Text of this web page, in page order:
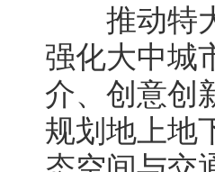
推动特大
强化大中城
介、创意创
规划地上地